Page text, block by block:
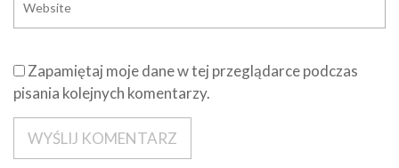
Zapamiętaj moje dane w tej przeglądarce podczas
pisania kolejnych komentarzy.